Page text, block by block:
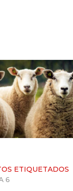
ETIQUETADOS
6